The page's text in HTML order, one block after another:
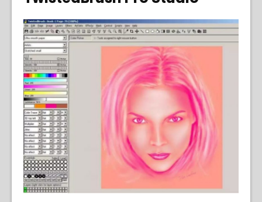
TwistedBrush Pro Studio